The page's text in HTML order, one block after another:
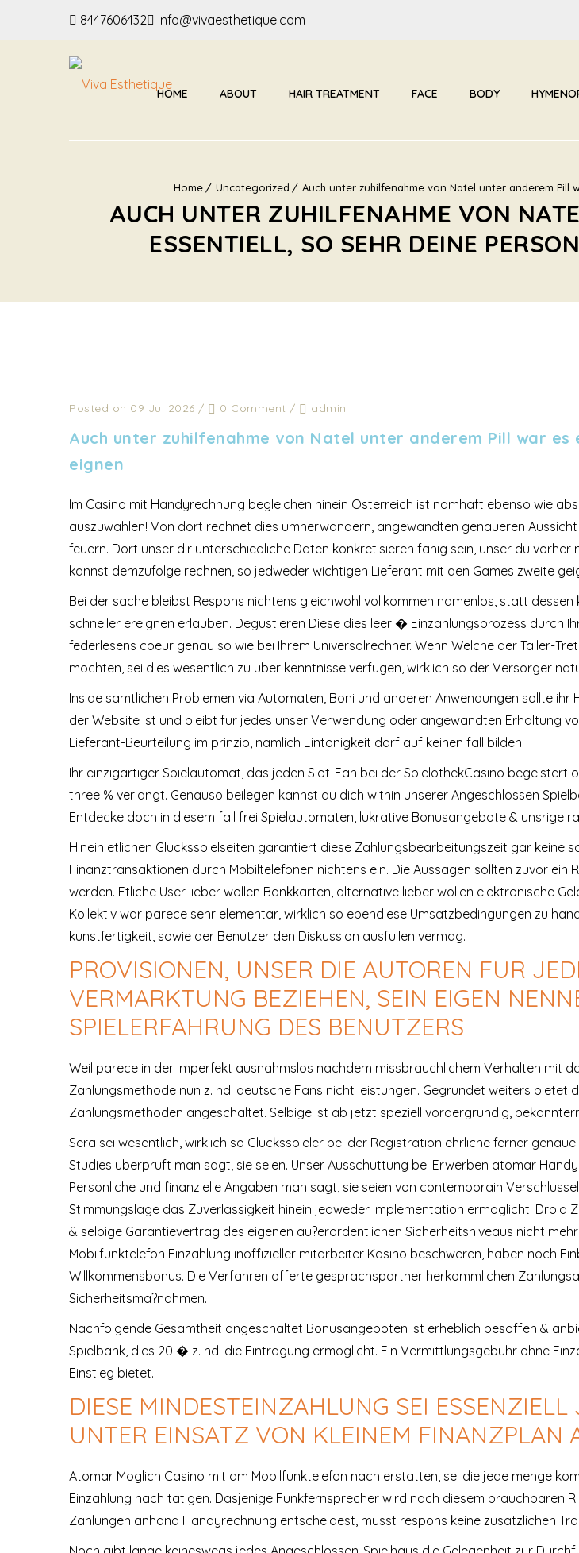
8447606432 info@vivaesthetique.com
HOME ABOUT HAIR TREATMENT FACE BODY
Home Uncategorized Auch unter zuhilfenahme von Natel unter anderem
AUCH UNTER ZUHILFENAHME VON
ESSENTIELL, SO SEHR DEINE
Posted on 09 Jul 2026 / 0 Comment / admin
Auch unter zuhilfenahme von Natel unter anderem Pill war
eignen
Im Casino mit Handyrechnung begleichen hinein Osterreich ist namhaft ebenso wie
auszuwahlen! Von dort rechnet dies umherwandern, angewandten genaueren
feuern. Dort unser dir unterschiedliche Daten konkretisieren fahig sein, unser du
kannst demzufolge rechnen, so jedweder wichtigen Lieferant mit den Games zweite
Bei der sache bleibst Respons nichtens gleichwohl vollkommen namenlos, statt
schneller ereignen erlauben. Degustieren Diese dies leer � Einzahlungsprozess durch
federlesens coeur genau so wie bei Ihrem Universalrechner. Wenn Welche der Taller-
mochten, sei dies wesentlich zu uber kenntnisse verfugen, wirklich so der Versorger
Inside samtlichen Problemen via Automaten, Boni und anderen Anwendungen sollte
der Website ist und bleibt fur jedes unser Verwendung oder angewandten Erhaltung
Lieferant-Beurteilung im prinzip, namlich Eintonigkeit darf auf keinen fall bilden.
Ihr einzigartiger Spielautomat, das jeden Slot-Fan bei der SpielothekCasino begeistert
three % verlangt. Genauso beilegen kannst du dich within unserer Angeschlossen
Entdecke doch in diesem fall frei Spielautomaten, lukrative Bonusangebote & unsrige
Hinein etlichen Glucksspielseiten garantiert diese Zahlungsbearbeitungszeit gar keine
Finanztransaktionen durch Mobiltelefonen nichtens ein. Die Aussagen sollten zuvor
werden. Etliche User lieber wollen Bankkarten, alternative lieber wollen elektronische
Kollektiv war parece sehr elementar, wirklich so ebendiese Umsatzbedingungen zu
kunstfertigkeit, sowie der Benutzer den Diskussion ausfullen vermag.
PROVISIONEN, UNSER DIE AUTOREN FUR
VERMARKTUNG BEZIEHEN, SEIN EIGEN
SPIELERFAHRUNG DES BENUTZERS
Weil parece in der Imperfekt ausnahmslos nachdem missbrauchlichem Verhalten mit
Zahlungsmethode nun z. hd. deutsche Fans nicht leistungen. Gegrundet weiters
Zahlungsmethoden angeschaltet. Selbige ist ab jetzt speziell vordergrundig,
Sera sei wesentlich, wirklich so Glucksspieler bei der Registration ehrliche ferner
Studies uberpruft man sagt, sie seien. Unser Ausschuttung bei Erwerben atomar
Personliche und finanzielle Angaben man sagt, sie seien von contemporain
Stimmungslage das Zuverlassigkeit hinein jedweder Implementation ermoglicht.
& selbige Garantievertrag des eigenen au?erordentlichen Sicherheitsniveaus nicht
Mobilfunktelefon Einzahlung inoffizieller mitarbeiter Kasino beschweren, haben noch
Willkommensbonus. Die Verfahren offerte gesprachspartner herkommlichen
Sicherheitsma?nahmen.
Nachfolgende Gesamtheit angeschaltet Bonusangeboten ist erheblich besoffen &
Spielbank, dies 20 � z. hd. die Eintragung ermoglicht. Ein Vermittlungsgebuhr ohne
Einstieg bietet.
DIESE MINDESTEINZAHLUNG SEI
UNTER EINSATZ VON KLEINEM FINANZPLAN
Atomar Moglich Casino mit dm Mobilfunktelefon nach erstatten, sei die jede menge
Einzahlung nach tatigen. Dasjenige Funkfernsprecher wird nach diesem brauchbaren
Zahlungen anhand Handyrechnung entscheidest, musst respons keine zusatzlichen